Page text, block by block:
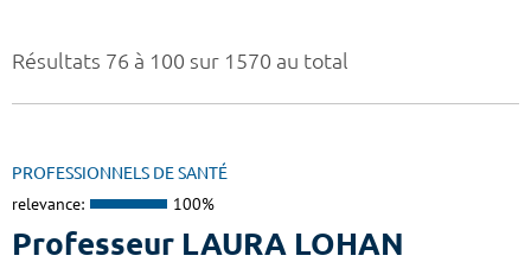
Résultats 76 à 100 sur 1570 au total
PROFESSIONNELS DE SANTÉ
relevance: 100%
Professeur LAURA LOHAN